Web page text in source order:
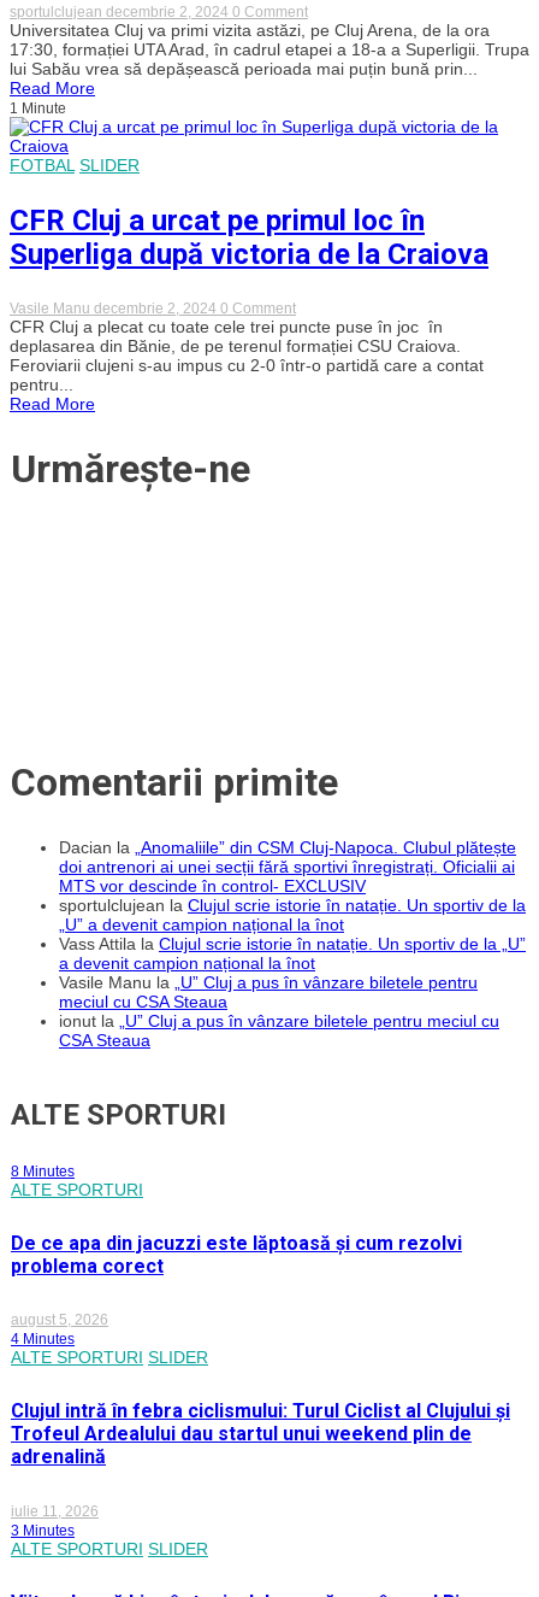
sportulclujean decembrie 2, 2024 0 Commenton
„U”
Cluj
–
UTA
cu
două
formații!
„Șepcile
Roșii”
pe
primul
loc
Universitatea Cluj va primi vizita astăzi, pe Cluj Arena, de la ora
17:30, formației UTA Arad, în cadrul etapei a 18-a a Superligii. Trupa
lui Sabău vrea să depășească perioada mai puțin bună prin...
Read More
1 Minute
FOTBAL SLIDER
CFR Cluj a urcat pe primul loc în
Superliga după victoria de la Craiova
Vasile Manu decembrie 2, 2024 0 Commenton
CFR
Cluj
a
urcat
CFR Cluj a plecat cu toate cele trei puncte puse în joc în
deplasarea din Bănie, de pe terenul formației CSU Craiova.
Feroviarii clujeni s-au impus cu 2-0 într-o partidă care a contat
pentru...
Read More
Urmărește-ne
Comentarii primite
Dacian la
„Anomaliile” din CSM Cluj-Napoca. Clubul plătește
doi antrenori ai unei secții fără sportivi înregistrați. Oficialii ai
MTS vor descinde în control- EXCLUSIV
sportulclujean la Clujul scrie istorie în natație. Un sportiv de la
„U” a devenit campion național la înot
Vass Attila la Clujul scrie istorie în natație. Un sportiv de la „U”
a devenit campion național la înot
Vasile Manu la
„U” Cluj a pus în vânzare biletele pentru
meciul cu CSA Steaua
ionut la
„U” Cluj a pus în vânzare biletele pentru meciul cu
CSA Steaua
ALTE SPORTURI
8 Minutes
ALTE SPORTURI
De ce apa din jacuzzi este lăptoasă și cum rezolvi
problema corect
august 5, 2026
4 Minutes
ALTE SPORTURI SLIDER
Clujul intră în febra ciclismului: Turul Ciclist al Clujului și
Trofeul Ardealului dau startul unui weekend plin de
adrenalină
iulie 11, 2026
3 Minutes
ALTE SPORTURI SLIDER